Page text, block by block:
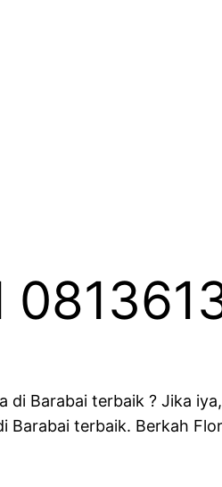
Barabai terbaik ? Jika
terbaik. Berkah